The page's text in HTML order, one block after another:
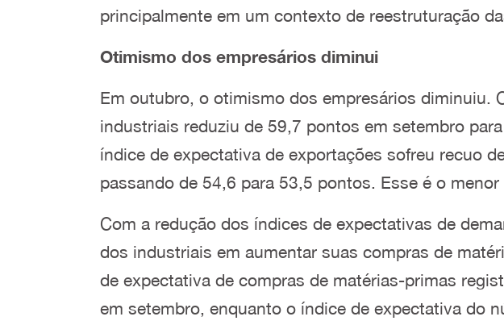
principalmente em um contexto de reestruturação
Otimismo dos empresários diminui
Em outubro, o otimismo dos empresários diminuiu.
industriais reduziu de 59,7 pontos em setembro
índice de expectativa de exportações sofreu recuo
passando de 54,6 para 53,5 pontos. Esse é o
Com a redução dos índices de expectativas de
dos industriais em aumentar suas compras de
de expectativa de compras de matérias-primas
em setembro, enquanto o índice de expectativa do